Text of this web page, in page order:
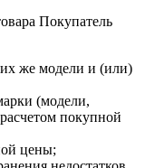
Покупатель
же модели и (или)
(модели,
покупной
цены;